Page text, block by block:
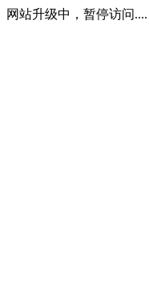
网站升级中，暂停访问....